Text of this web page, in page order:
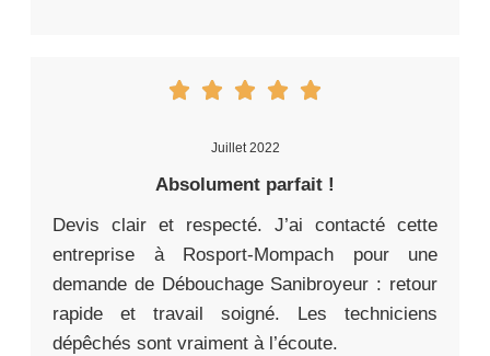
Juillet 2022
Absolument parfait !
Devis clair et respecté. J’ai contacté cette
entreprise à Rosport-Mompach pour une
demande de Débouchage Sanibroyeur : retour
rapide et travail soigné. Les techniciens
dépêchés sont vraiment à l’écoute.